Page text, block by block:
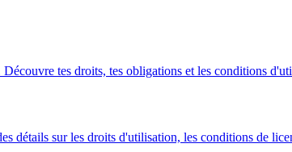
tes droits, tes obligations et les conditions
détails sur les droits d'utilisation, les conditions de